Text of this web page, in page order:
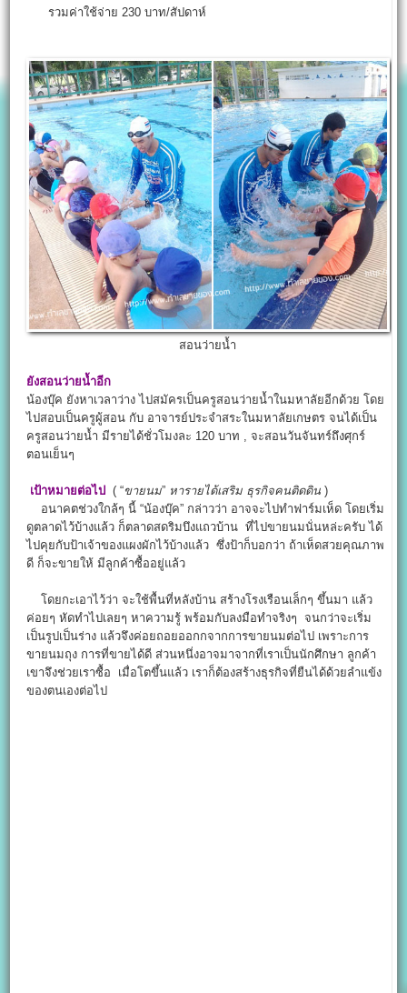
รวมค่าใช้จ่าย 230 บาท/สัปดาห์
สอนว่ายน้ำ
ยังสอนว่ายน้ำอีก
น้องบุ๊ค ยังหาเวลาว่าง ไปสมัครเป็นครูสอนว่ายน้ำในมหาลัยอีกด้วย โดย
ไปสอบเป็นครูผู้สอน กับ อาจารย์ประจำสระในมหาลัยเกษตร จนได้เป็น
ครูสอนว่ายน้ำ มีรายได้ชั่วโมงละ 120 บาท , จะสอนวันจันทร์ถึงศุกร์
ตอนเย็นๆ
เป้าหมายต่อไป ( “ขายนม” หารายได้เสริม ธุรกิจคนติดดิน )
อนาคตช่วงใกล้ๆ นี้ “น้องบุ๊ค” กล่าวว่า อาจจะไปทำฟาร์มเห็ด โดยเริ่ม
ดูตลาดไว้บ้างแล้ว ก็ตลาดสดริมบึงแถวบ้าน ที่ไปขายนมนั่นหล่ะครับ ได้
ไปคุยกับป้าเจ้าของแผงผักไว้บ้างแล้ว ซึ่งป้าก็บอกว่า ถ้าเห็ดสวยคุณภาพ
ดี ก็จะขายให้ มีลูกค้าซื้ออยู่แล้ว
โดยกะเอาไว้ว่า จะใช้พื้นที่หลังบ้าน สร้างโรงเรือนเล็กๆ ขึ้นมา แล้ว
ค่อยๆ หัดทำไปเลยๆ หาความรู้ พร้อมกับลงมือทำจริงๆ จนกว่าจะเริ่ม
เป็นรูปเป็นร่าง แล้วจึงค่อยถอยออกกจากการขายนมต่อไป เพราะการ
ขายนมถุง การที่ขายได้ดี ส่วนหนึ่งอาจมาจากที่เราเป็นนักศึกษา ลูกค้า
เขาจึงช่วยเราซื้อ เมื่อโตขึ้นแล้ว เราก็ต้องสร้างธุรกิจที่ยืนได้ด้วยลำแข้ง
ของตนเองต่อไป